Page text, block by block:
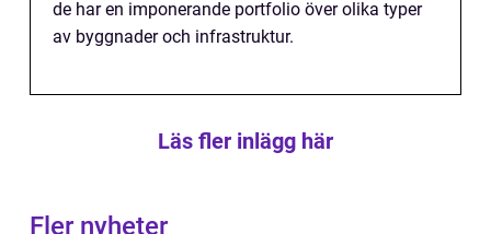
de har en imponerande portfolio över olika typer
av byggnader och infrastruktur.
Läs fler inlägg här
Fler nyheter